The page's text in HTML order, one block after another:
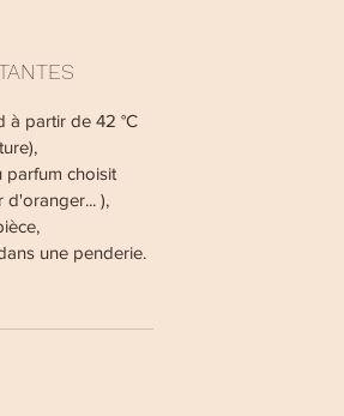
à partir de 42 °C
parfum choisit
),
une penderie.